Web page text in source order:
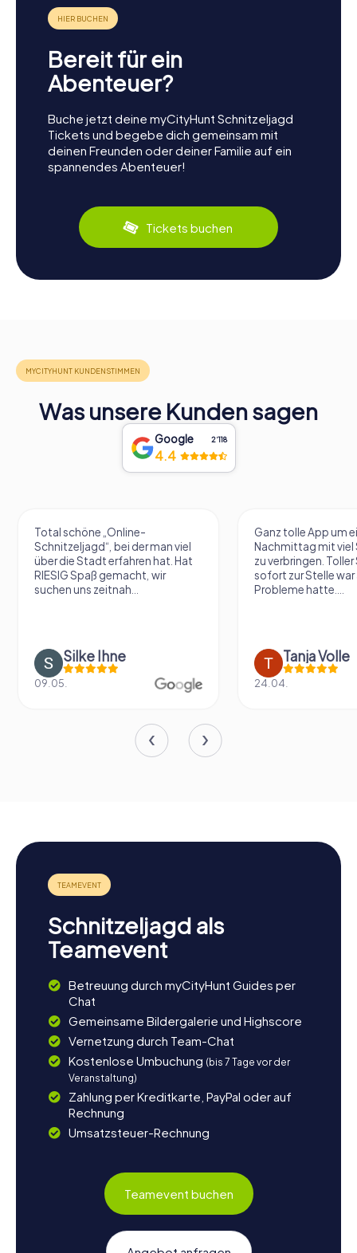
Bereit für ein
Abenteuer?
Buche jetzt deine myCityHunt Schnitzeljagd
Tickets und begebe dich gemeinsam mit
deinen Freunden oder deiner Familie auf ein
spannendes Abenteuer!
Tickets buchen
Was unsere Kunden sagen
Google 2‘118
4.4
Ganz tolle App um einen
Nachmittag mit viel Spannung
zu verbringen. Toller Support der
sofort zur Stelle war als ich
Probleme hatte....
Tanja Volle
24.04.
Eine sehr tolle Idee
zu erkunden und
zu kommen. Die
schön gemacht
etwas schwerer...
Vivienne
20.09.
Schnitzeljagd als
Teamevent
Betreuung durch myCityHunt Guides per
Chat
Gemeinsame Bildergalerie und Highscore
Vernetzung durch Team-Chat
Kostenlose Umbuchung (bis 7 Tage vor der
Veranstaltung)
Zahlung per Kreditkarte, PayPal oder auf
Rechnung
Umsatzsteuer-Rechnung
Teamevent buchen